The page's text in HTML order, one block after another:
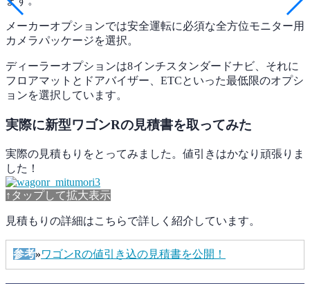
メーカーオプションでは安全運転に必須な全方位モニター用
カメラパッケージを選択。
ディーラーオプションは8インチスタンダードナビ、それに
フロアマットとドアバイザー、ETCといった最低限のオプシ
ョンを選択しています。
実際に新型ワゴンRの見積書を取ってみた
実際の見積もりをとってみました。値引きはかなり頑張りま
した！
↑タップして拡大表示
見積もりの詳細はこちらで詳しく紹介しています。
参考»ワゴンRの値引き込の見積書を公開！